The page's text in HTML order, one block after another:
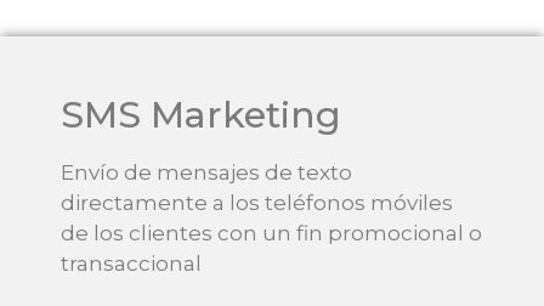
SMS Marketing
Envío de mensajes de texto
directamente a los teléfonos móviles
de los clientes con un fin promocional o
transaccional